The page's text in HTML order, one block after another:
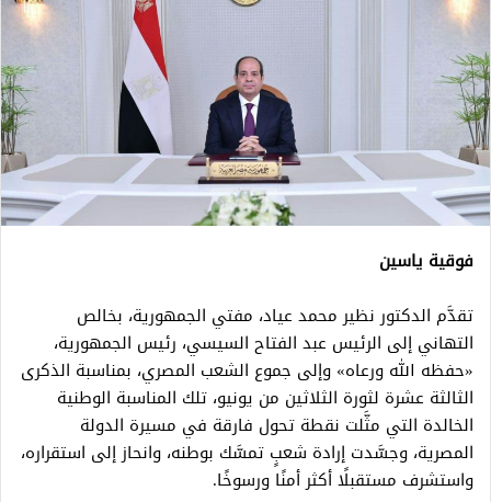
فوقية ياسين
تقدَّم الدكتور نظير محمد عياد، مفتي الجمهورية، بخالص
التهاني إلى الرئيس عبد الفتاح السيسي، رئيس الجمهورية،
«حفظه الله ورعاه» وإلى جموع الشعب المصري، بمناسبة الذكرى
الثالثة عشرة لثورة الثلاثين من يونيو، تلك المناسبة الوطنية
الخالدة التي مثَّلت نقطة تحول فارقة في مسيرة الدولة
المصرية، وجسَّدت إرادة شعبٍ تمسَّك بوطنه، وانحاز إلى استقراره،
واستشرف مستقبلًا أكثر أمنًا ورسوخًا.